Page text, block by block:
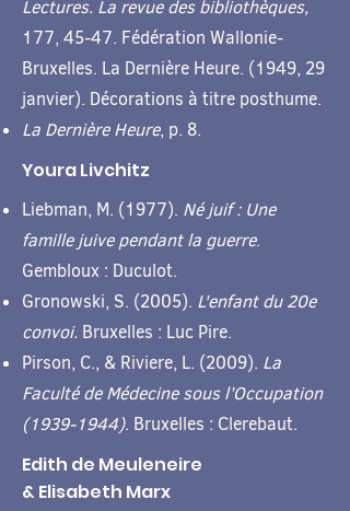
Lectures. La revue des bibliothèques,
177, 45-47. Fédération Wallonie-
Bruxelles. La Dernière Heure. (1949, 29
janvier). Décorations à titre posthume.
La Dernière Heure, p. 8.
Youra Livchitz
Liebman, M. (1977). Né juif : Une
famille juive pendant la guerre.
Gembloux : Duculot.
Gronowski, S. (2005). L'enfant du 20e
convoi. Bruxelles : Luc Pire.
Pirson, C., & Riviere, L. (2009). La
Faculté de Médecine sous l’Occupation
(1939-1944). Bruxelles : Clerebaut.
Edith de Meuleneire
& Elisabeth Marx